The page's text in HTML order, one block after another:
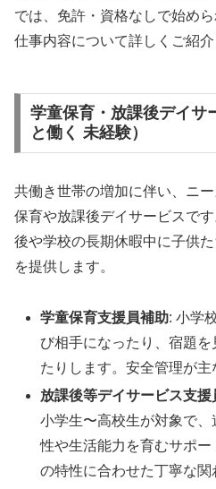
では、免許・資格なしで始め
仕事内容について詳しくご紹介
学童保育・放課後デイサ
と働く 未経験）
共働き世帯の増加に伴い、ニ
保育や放課後デイサービスで
後や学校の長期休暇中に子供
を提供します。
学童保育支援員補助: 小学
び相手になったり、宿題
たりします。安全管理が主
放課後等デイサービス支援
小学生〜高校生が対象で
性や生活能力を育むサポ
の特性に合わせた丁寧な関